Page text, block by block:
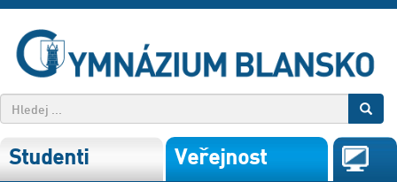
Studenti Veřejnost